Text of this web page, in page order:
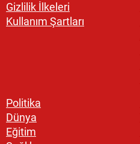
Gizlilik İlkeleri
Kullanım Şartları
Politika
Dünya
Eğitim